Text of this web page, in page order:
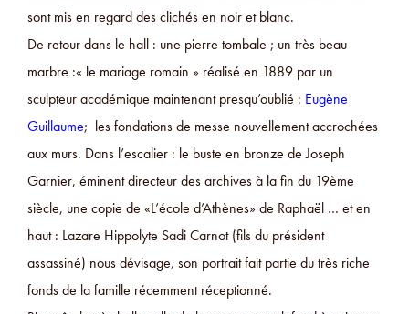
sont mis en regard des clichés en noir et blanc.
De retour dans le hall : une pierre tombale ; un très beau
marbre :« le mariage romain » réalisé en 1889 par un
sculpteur académique maintenant presqu’oublié : Eugène
Guillaume; les fondations de messe nouvellement accrochées
aux murs. Dans l’escalier : le buste en bronze de Joseph
Garnier, éminent directeur des archives à la fin du 19ème
siècle, une copie de «L’école d’Athènes» de Raphaël … et en
haut : Lazare Hippolyte Sadi Carnot (fils du président
assassiné) nous dévisage, son portrait fait partie du très riche
fonds de la famille récemment réceptionné.